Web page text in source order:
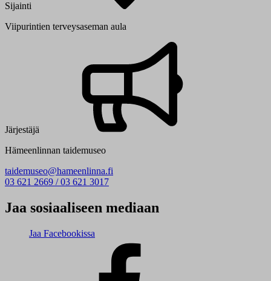
Sijainti
Viipurintien terveysaseman aula
Järjestäjä
Hämeenlinnan taidemuseo
taidemuseo@hameenlinna.fi
03 621 2669 / 03 621 3017
Jaa sosiaaliseen mediaan
Jaa Facebookissa